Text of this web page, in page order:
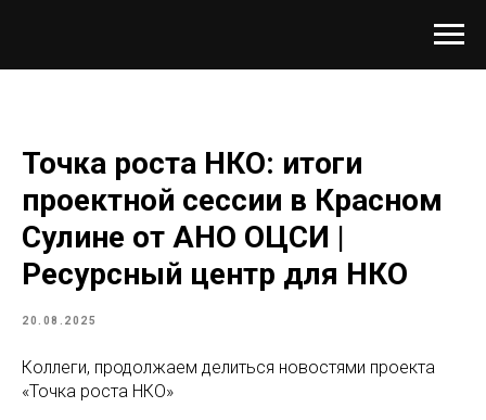
Точка роста НКО: итоги
проектной сессии в Красном
Сулине от АНО ОЦСИ |
Ресурсный центр для НКО
20.08.2025
Коллеги, продолжаем делиться новостями проекта
«Точка роста НКО»